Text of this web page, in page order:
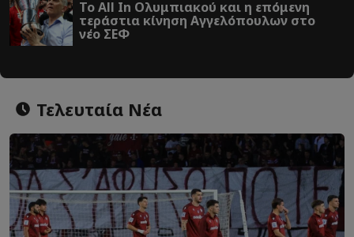
Το All In Ολυμπιακού και η επόμενη
τεράστια κίνηση Αγγελόπουλων στο
νέο ΣΕΦ
Τελευταία Νέα